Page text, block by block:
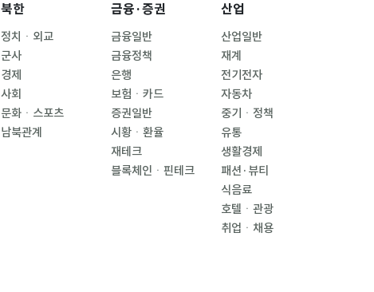
북한
정치ㆍ외교
군사
경제
사회
문화ㆍ스포츠
남북관계
금융·증권
금융일반
금융정책
은행
보험ㆍ카드
증권일반
시황ㆍ환율
재테크
블록체인ㆍ핀테크
산업
산업일반
재계
전기전자
자동차
중기ㆍ정책
유통
생활경제
패션·뷰티
식음료
호텔ㆍ관광
취업ㆍ채용